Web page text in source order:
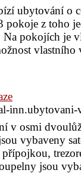
ubytování o
pokoje z toho
pokojích je
vlastního
inn.ubytovani-
v osmi
vybaveny
jsou